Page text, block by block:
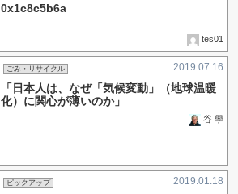
0x1c8c5b6a
tes01
ごみ・リサイクル 2019.07.16
「日本人は、なぜ「気候変動」（地球温暖
化）に関心が薄いのか」
谷 學
ピックアップ 2019.01.18